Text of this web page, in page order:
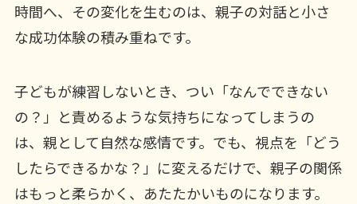
時間へ、その変化を生むのは、親子の対話と小さ
な成功体験の積み重ねです。
子どもが練習しないとき、つい「なんでできない
の？」と責めるような気持ちになってしまうの
は、親として自然な感情です。でも、視点を「どう
したらできるかな？」に変えるだけで、親子の関係
はもっと柔らかく、あたたかいものになります。